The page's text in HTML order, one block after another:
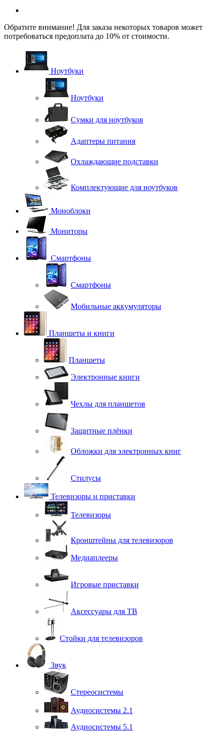
Обратите внимание! Для заказа некоторых товаров может
потребоваться предоплата до 10% от стоимости.
Ноутбуки
Ноутбуки
Сумки для ноутбуков
Адаптеры питания
Охлаждающие подставки
Комплектующие для ноутбуков
Моноблоки
Мониторы
Смартфоны
Смартфоны
Мобильные аккумуляторы
Планшеты и книги
Планшеты
Электронные книги
Чехлы для планшетов
Защитные плёнки
Обложки для электронных книг
Стилусы
Телевизоры и приставки
Телевизоры
Кронштейны для телевизоров
Медиаплееры
Игровые приставки
Аксессуары для ТВ
Стойки для телевизоров
Звук
Стереосистемы
Аудиосистемы 2.1
Аудиосистемы 5.1